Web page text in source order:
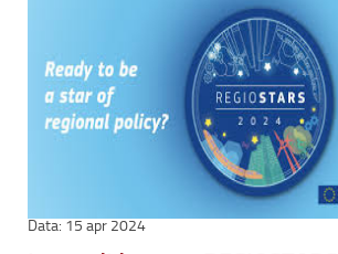
15 apr 2024